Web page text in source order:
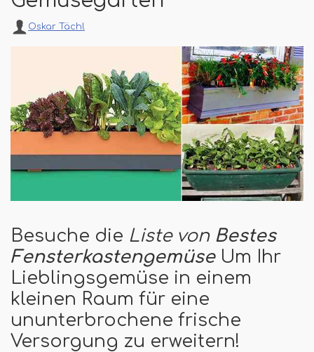
Oskar Tächl
Besuche die Liste vonBestes
FensterkastengemüseUm Ihr
Lieblingsgemüse in einem
kleinen Raum für eine
ununterbrochene frische
Versorgung zu erweitern!